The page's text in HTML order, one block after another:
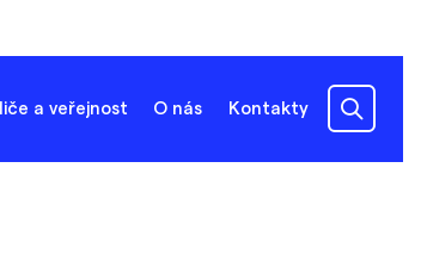
a veřejnost O nás Kontakty